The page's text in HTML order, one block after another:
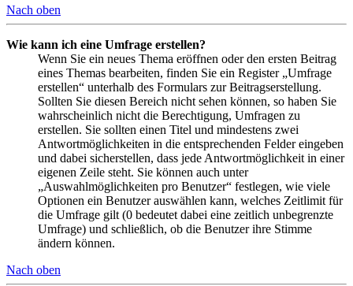
Nach oben
Wie kann ich eine Umfrage erstellen?
Wenn Sie ein neues Thema eröffnen oder den ersten Beitrag
eines Themas bearbeiten, finden Sie ein Register „Umfrage
erstellen“ unterhalb des Formulars zur Beitragserstellung.
Sollten Sie diesen Bereich nicht sehen können, so haben Sie
wahrscheinlich nicht die Berechtigung, Umfragen zu
erstellen. Sie sollten einen Titel und mindestens zwei
Antwortmöglichkeiten in die entsprechenden Felder eingeben
und dabei sicherstellen, dass jede Antwortmöglichkeit in einer
eigenen Zeile steht. Sie können auch unter
„Auswahlmöglichkeiten pro Benutzer“ festlegen, wie viele
Optionen ein Benutzer auswählen kann, welches Zeitlimit für
die Umfrage gilt (0 bedeutet dabei eine zeitlich unbegrenzte
Umfrage) und schließlich, ob die Benutzer ihre Stimme
ändern können.
Nach oben